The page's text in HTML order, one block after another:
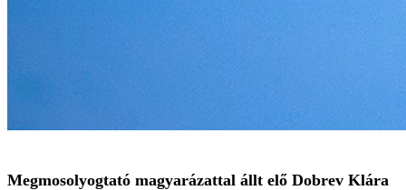
Megmosolyogtató magyarázattal állt elő Dobrev Klára